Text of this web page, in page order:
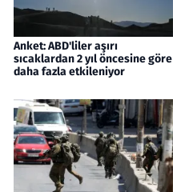
Anket: ABD'liler aşırı
sıcaklardan 2 yıl öncesine göre
daha fazla etkileniyor